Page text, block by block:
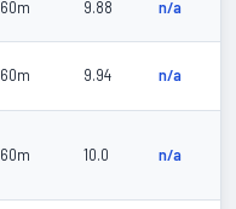
60m 9.88 n/a
60m 9.94 n/a
60m 10.0 n/a